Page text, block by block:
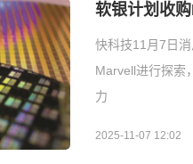
软银计划收
快科技11月7日
Marvell进行探索
力
2025-11-07 12:02